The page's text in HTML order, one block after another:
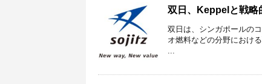
双日、Keppelと戦略
双日は、シンガポールの
オ燃料などの分野におけ
...